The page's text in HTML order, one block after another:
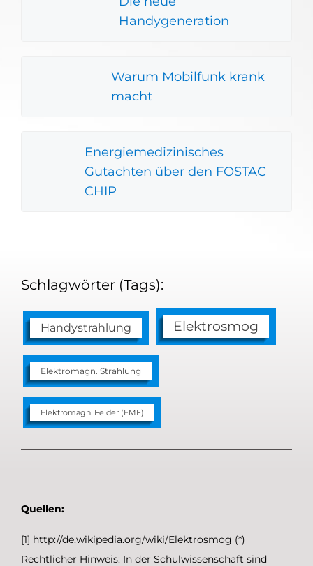
Handygeneration
Warum Mobilfunk krank
macht
Energiemedizinisches
Gutachten über den FOSTAC
CHIP
Schlagwörter (Tags):
Handystrahlung Elektrosmog
Elektromagn. Strahlung
Elektromagn. Felder (EMF)
Quellen:
[1] http://de.wikipedia.org/wiki/Elektrosmog (*)
Rechtlicher Hinweis: In der Schulwissenschaft sind